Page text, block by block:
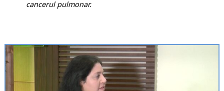
cancerul pulmonar.